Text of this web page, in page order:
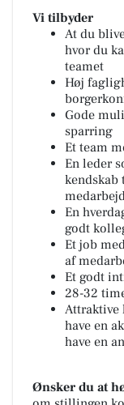
Vi tilbyder
At du
hvor du
teamet
Høj
Gode
sparring
Et team
En leder
kendskab
En
godt
Et job
af
Et godt
28-32
Attraktive
have en
have en
Ønsker du at